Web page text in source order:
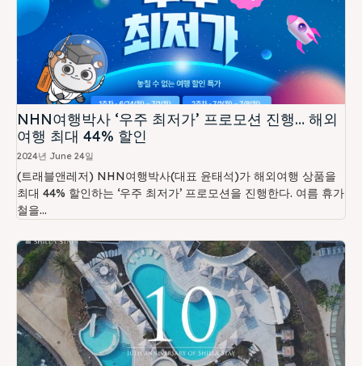
NHN여행박사 ‘우주 최저가’ 프로모션 진행… 해외
여행 최대 44% 할인
2024년 June 24일
(트래블앤레저) NHN여행박사(대표 윤태석)가 해외여행 상품을
최대 44% 할인하는 ‘우주 최저가’ 프로모션을 진행한다. 여름 휴가
철을...